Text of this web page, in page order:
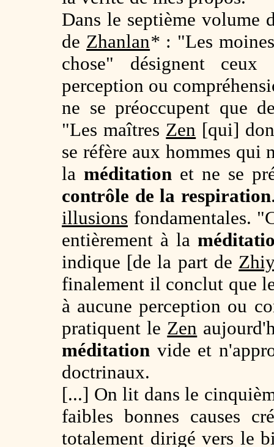
Dans le septième volume
de Zhanlan* : "Les
chose" désignent
perception ou
ne se préoccupent que
"Les maîtres Zen [qui]
se réfère aux hommes qui
la méditation et ne se
contrôle de la respiration
illusions fondamentales.
entièrement à la
indique [de la part de
finalement il conclut que
à aucune perception ou
pratiquent le Zen
méditation vide et
doctrinaux.
[...] On lit dans le
faibles bonnes causes
totalement dirigé vers le